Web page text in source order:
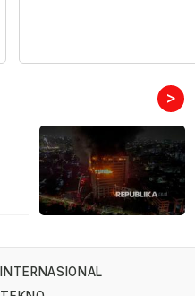
>
INTERNASIONAL